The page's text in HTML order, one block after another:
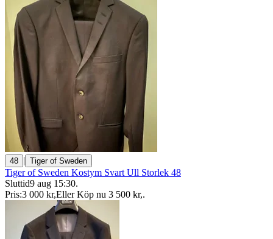
48 | Tiger of Sweden
Tiger of Sweden Kostym Svart Ull Storlek 48
Sluttid9 aug 15:30.
Pris:3 000 kr,Eller Köp nu 3 500 kr,.